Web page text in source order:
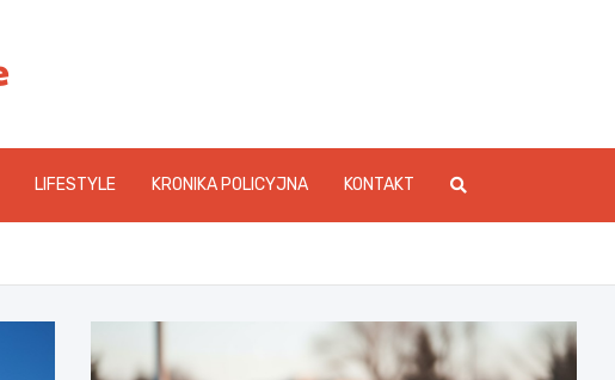
LIFESTYLE KRONIKA POLICYJNA KONTAKT